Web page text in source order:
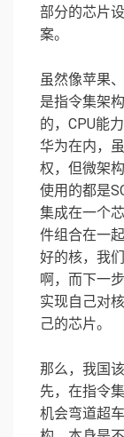
部分的芯片
案。
虽然像苹果
是指令集架
的，CPU能
华为在内，
权，但微架
使用的都是
集成在一个
件组合在一
好的核，我
啊，而下一
实现自己对
己的芯片。
那么，我国
先，在指令
机会弯道超